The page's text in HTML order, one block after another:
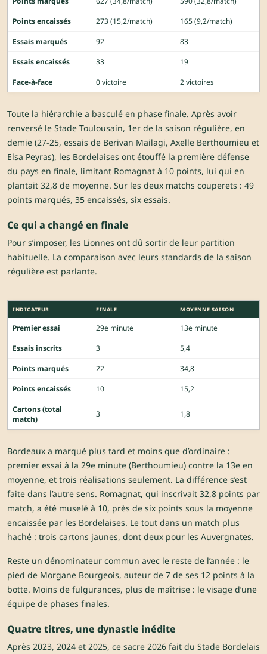
Points encaissés
273 (15,2/match)
165 (9,2/match)
Essais marqués
92
83
Essais encaissés
33
19
Face-à-face
0 victoire 2 victoires
Toute la hiérarchie a basculé en phase finale. Après avoir
renversé le Stade Toulousain, 1er de la saison régulière, en
demie (27-25, essais de Berivan Mailagi, Axelle Berthoumieu et
Elsa Peyras), les Bordelaises ont étouffé la première défense
du pays en finale, limitant Romagnat à 10 points, lui qui en
plantait 32,8 de moyenne. Sur les deux matchs couperets : 49
points marqués, 35 encaissés, six essais.
Ce qui a changé en finale
Pour s’imposer, les Lionnes ont dû sortir de leur partition
habituelle. La comparaison avec leurs standards de la saison
régulière est parlante.
INDICATEUR FINALE MOYENNE SAISON
Premier essai 29e minute
13e minute
Essais inscrits
3
5,4
Points marqués
22
34,8
Points encaissés
10
15,2
Cartons (total
match)
3 1,8
Bordeaux a marqué plus tard et moins que d’ordinaire :
premier essai à la 29e minute (Berthoumieu) contre la 13e en
moyenne, et trois réalisations seulement. La différence s’est
faite dans l’autre sens. Romagnat, qui inscrivait 32,8 points par
match, a été muselé à 10, près de six points sous la moyenne
encaissée par les Bordelaises. Le tout dans un match plus
haché : trois cartons jaunes, dont deux pour les Auvergnates.
Reste un dénominateur commun avec le reste de l’année : le
pied de Morgane Bourgeois, auteur de 7 de ses 12 points à la
botte. Moins de fulgurances, plus de maîtrise : le visage d’une
équipe de phases finales.
Quatre titres, une dynastie inédite
Après 2023, 2024 et 2025, ce sacre 2026 fait du Stade Bordelais